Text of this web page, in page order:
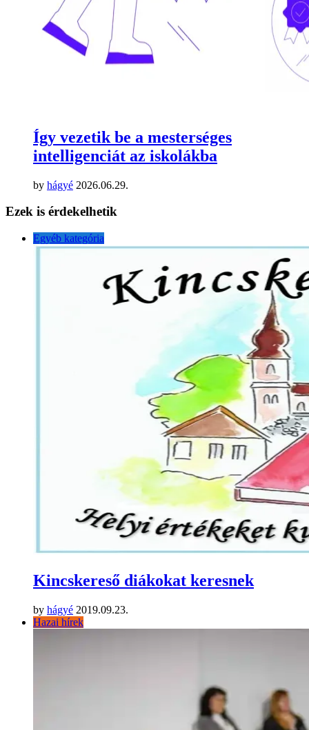
Így vezetik be a mesterséges
intelligenciát az iskolákba
by hágyé 2026.06.29.
Ezek is érdekelhetik
Egyéb kategória
Kincskereső diákokat keresnek
by hágyé 2019.09.23.
Hazai hírek